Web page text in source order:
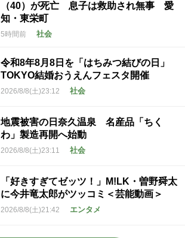
（40）が死亡 息子は救助され無事 愛
知・東栄町
5時間前 社会
令和8年8月8日を「はちみつ結びの日」
TOKYO結婚おうえんフェスタ開催
2026/8/8(土)23:12 社会
地震被害の日奈久温泉 名産品「ちく
わ」製造再開へ始動
2026/8/8(土)23:11 社会
「好きすぎてゼッツ！」M!LK・曽野舜太
に今井竜太郎がツッコミ＜芸能動画＞
2026/8/8(土)21:42 エンタメ